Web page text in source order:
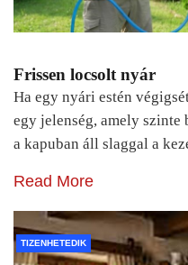
Frissen locsolt nyár
Ha egy nyári estén
egy jelenség, amely
a kapuban áll slaggal a
Read More
TIZENHETEDIK